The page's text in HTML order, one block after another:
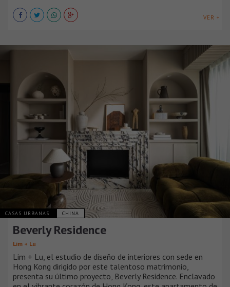
VER +
CASAS URBANAS CHINA
Beverly Residence
Lim + Lu
Lim + Lu, el estudio de diseño de interiores con sede en
Hong Kong dirigido por este talentoso matrimonio,
presenta su último proyecto, Beverly Residence. Enclavado